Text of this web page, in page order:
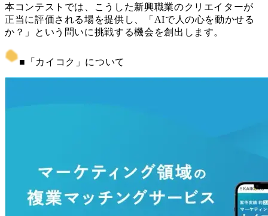
本コンテストでは、こうした新興職業のクリエイターが
正当に評価される場を提供し、「AIで人の心を動かせる
か？」という問いに挑戦する機会を創出します。
■「カイコク」について